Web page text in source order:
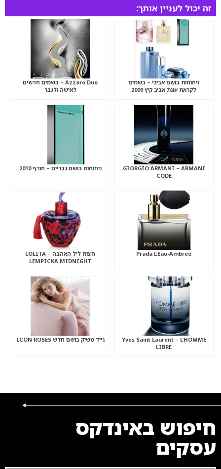
זה יכול לעניין אותך:
ניחוחות בושם אביבי – בשמים
לקראת עונת אביב קיץ 2009
Azzaro Duo – בשמים חדשים
לאישה ולגבר
GIORGIO ARMANI – ARMANI
CODE
ניחוחות בושם גבריים – חורף 2010
Prada L’Eau-Ambree
חצות ליל האהבה – LOLITA
LEMPICKA MIDNIGHT
Yves Saint Laurent – L’HOMME
LIBRE
גייד משיק בושם חדש ICON ROSES
חיפוש באינדקס
עסקים